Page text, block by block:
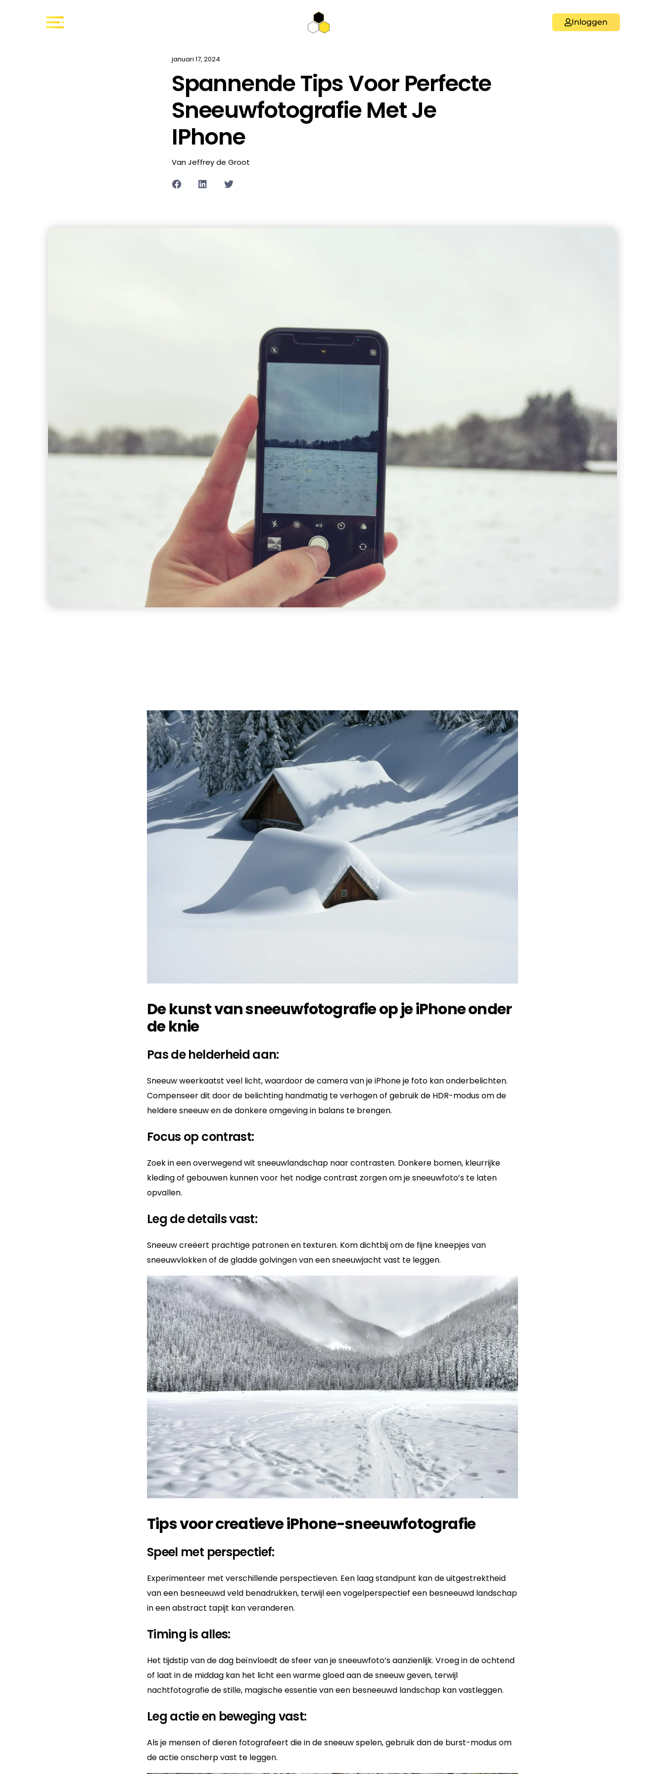
Inloggen
januari 17, 2024
Spannende Tips Voor Perfecte
Sneeuwfotografie Met Je
IPhone
Van Jeffrey de Groot
De kunst van sneeuwfotografie op je iPhone onder
de knie
Pas de helderheid aan:
Sneeuw weerkaatst veel licht, waardoor de camera van je iPhone je foto kan onderbelichten.
Compenseer dit door de belichting handmatig te verhogen of gebruik de HDR-modus om de
heldere sneeuw en de donkere omgeving in balans te brengen.
Focus op contrast:
Zoek in een overwegend wit sneeuwlandschap naar contrasten. Donkere bomen, kleurrijke
kleding of gebouwen kunnen voor het nodige contrast zorgen om je sneeuwfoto’s te laten
opvallen.
Leg de details vast:
Sneeuw creëert prachtige patronen en texturen. Kom dichtbij om de fijne kneepjes van
sneeuwvlokken of de gladde golvingen van een sneeuwjacht vast te leggen.
Tips voor creatieve iPhone-sneeuwfotografie
Speel met perspectief:
Experimenteer met verschillende perspectieven. Een laag standpunt kan de uitgestrektheid
van een besneeuwd veld benadrukken, terwijl een vogelperspectief een besneeuwd landschap
in een abstract tapijt kan veranderen.
Timing is alles:
Het tijdstip van de dag beïnvloedt de sfeer van je sneeuwfoto’s aanzienlijk. Vroeg in de ochtend
of laat in de middag kan het licht een warme gloed aan de sneeuw geven, terwijl
nachtfotografie de stille, magische essentie van een besneeuwd landschap kan vastleggen.
Leg actie en beweging vast:
Als je mensen of dieren fotografeert die in de sneeuw spelen, gebruik dan de burst-modus om
de actie onscherp vast te leggen.